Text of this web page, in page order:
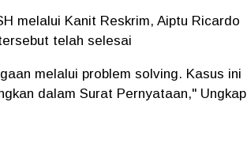
melalui Kanit Reskrim, Aiptu Ricardo
telah selesai
melalui problem solving. Kasus ini
dalam Surat Pernyataan," Ungkap